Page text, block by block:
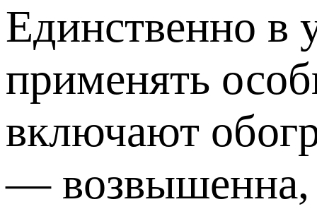
Единственно в
применять
включают
— возвышенна,